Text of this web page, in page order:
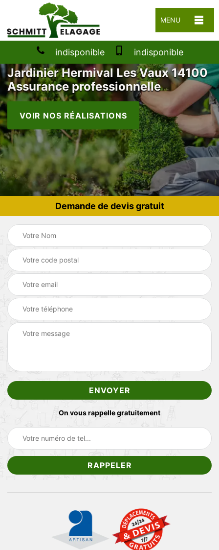
MENU
indisponible indisponible
Jardinier Hermival Les Vaux 14100
Assurance professionnelle
VOIR NOS RÉALISATIONS
Demande de devis gratuit
On vous rappelle gratuitement